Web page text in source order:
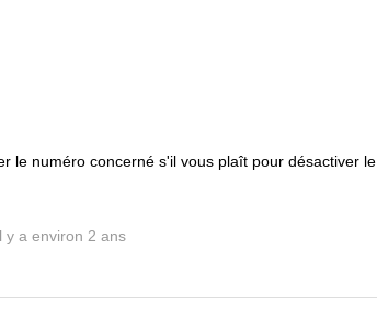
le numéro concerné s'il vous plaît pour désactiver le
y a environ 2 ans